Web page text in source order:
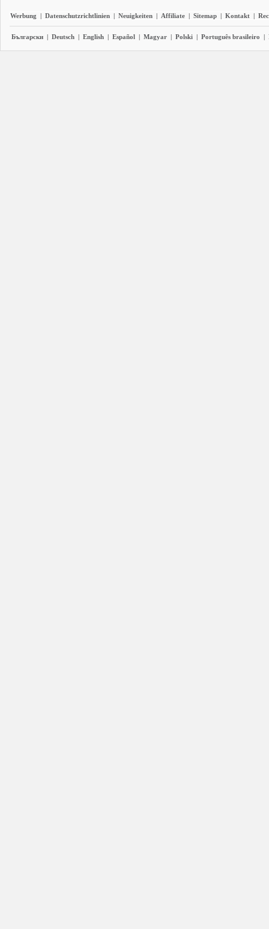
Werbung | Datenschutzrichtlinien | Neuigkeiten | Affiliate | Sitemap | Kontakt |
Български | Deutsch | English | Español | Magyar | Polski | Português brasileiro |